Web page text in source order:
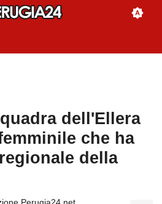
dell'Ellera
che ha
della